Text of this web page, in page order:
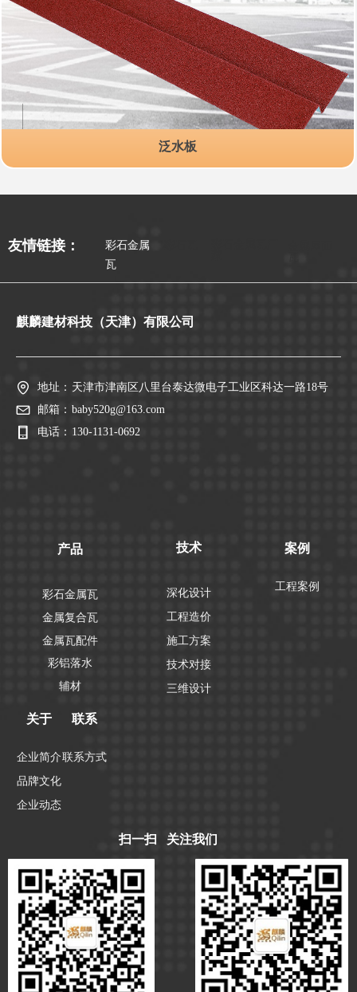
泛水板
麒麟建材科技（天津）有限公司
地址： 天津市津南区八里台泰达微电子工业区科达一路18号
邮箱： baby520g@163.com
电话： 130-1131-0692
友情链接：
彩石金属
瓦
技术
深化设计
工程造价
施工方案
技术对接
三维设计
案例
工程案例
关于
企业简介
品牌文化
企业动态
联系
联系方式
产品
彩石金属瓦
金属复合瓦
金属瓦配件
彩铝落水
辅材
扫一扫 关注我们